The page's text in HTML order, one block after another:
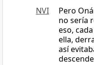
NVI
Pero
no sería
eso,
ella,
así